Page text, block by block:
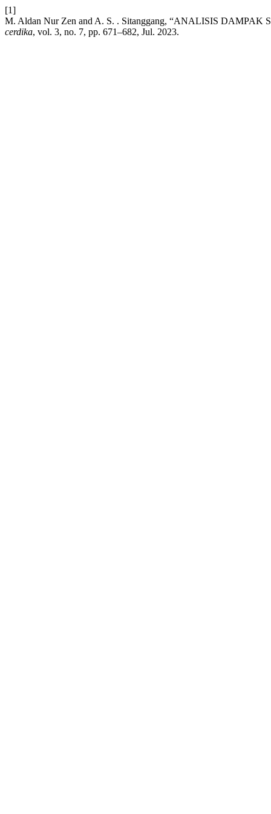
[1]
M. Aldan Nur Zen and A. S. . Sitanggang, “ANALISIS
cerdika, vol. 3, no. 7, pp. 671–682, Jul. 2023.